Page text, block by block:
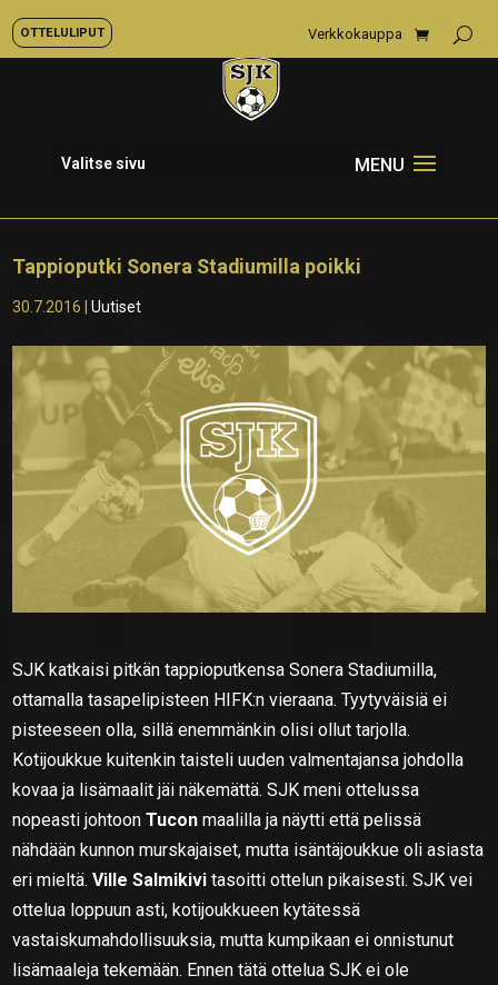
OTTELULIPUT Verkkokauppa
Valitse sivu
Tappioputki Sonera Stadiumilla poikki
30.7.2016 |Uutiset
SJK katkaisi pitkän tappioputkensa Sonera Stadiumilla,
ottamalla tasapelipisteen HIFK:n vieraana. Tyytyväisiä ei
pisteeseen olla, sillä enemmänkin olisi ollut tarjolla.
Kotijoukkue kuitenkin taisteli uuden valmentajansa johdolla
kovaa ja lisämaalit jäi näkemättä. SJK meni ottelussa
nopeasti johtoonTucon maalilla ja näytti että pelissä
nähdään kunnon murskajaiset, mutta isäntäjoukkue oli asiasta
eri mieltä.Ville Salmikivi tasoitti ottelun pikaisesti. SJK vei
ottelua loppuun asti, kotijoukkueen kytätessä
vastaiskumahdollisuuksia, mutta kumpikaan ei onnistunut
lisämaaleja tekemään. Ennen tätä ottelua SJK ei ole